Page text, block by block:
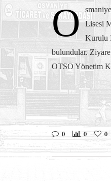
O Lisesi
Kurulu
bulundular.
OTSO Yönetim
0 0 0